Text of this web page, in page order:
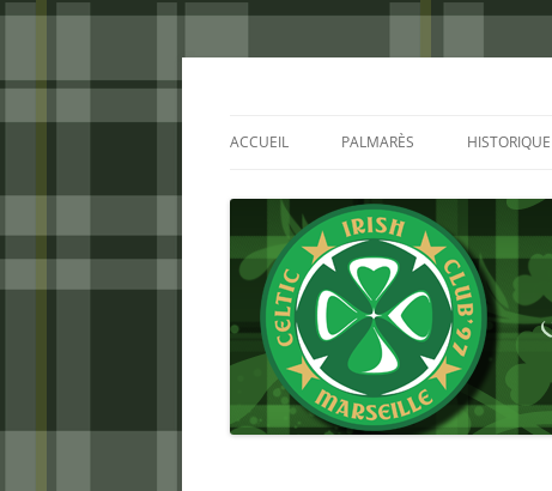
Aller
ACCUEIL PALMARÈS HISTORIQUE